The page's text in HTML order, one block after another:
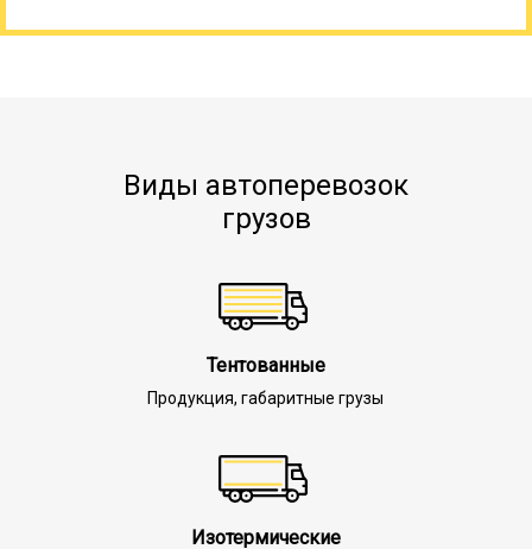
Виды автоперевозок
грузов
Тентованные
Продукция, габаритные грузы
Изотермические